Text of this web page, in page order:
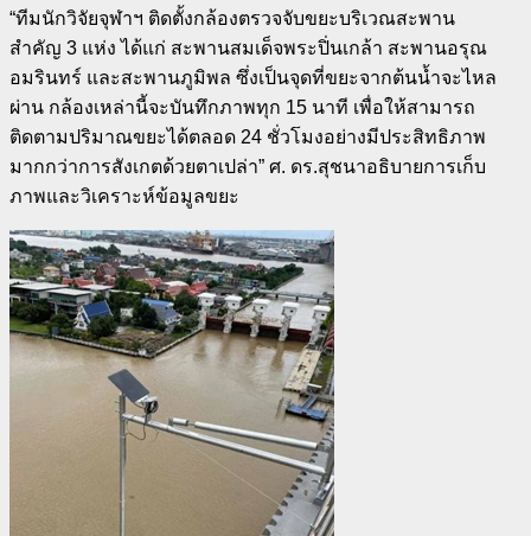
“ทีมนักวิจัยจุฬาฯ ติดตั้งกล้องตรวจจับขยะบริเวณสะพาน
สำคัญ 3 แห่ง ได้แก่ สะพานสมเด็จพระปิ่นเกล้า สะพานอรุณ
อมรินทร์ และสะพานภูมิพล ซึ่งเป็นจุดที่ขยะจากต้นน้ำจะไหล
ผ่าน กล้องเหล่านี้จะบันทึกภาพทุก 15 นาที เพื่อให้สามารถ
ติดตามปริมาณขยะได้ตลอด 24 ชั่วโมงอย่างมีประสิทธิภาพ
มากกว่าการสังเกตด้วยตาเปล่า” ศ. ดร.สุชนาอธิบายการเก็บ
ภาพและวิเคราะห์ข้อมูลขยะ